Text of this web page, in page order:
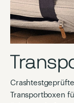
Transportboxen